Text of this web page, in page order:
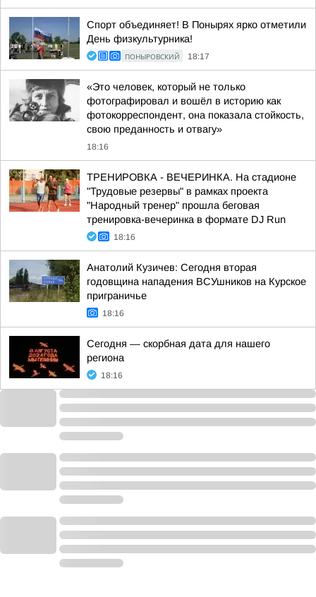
Спорт объединяет! В Понырях ярко отметили
День физкультурника!
ПОНЫРОВСКИЙ 18:17
«Это человек, который не только
фотографировал и вошёл в историю как
фотокорреспондент, она показала стойкость,
свою преданность и отвагу»
18:16
ТРЕНИРОВКА - ВЕЧЕРИНКА. На стадионе
"Трудовые резервы" в рамках проекта
"Народный тренер" прошла беговая
тренировка-вечеринка в формате DJ Run
18:16
Анатолий Кузичев: Сегодня вторая
годовщина нападения ВСУшников на Курское
приграничье
18:16
Сегодня — скорбная дата для нашего
региона
18:16